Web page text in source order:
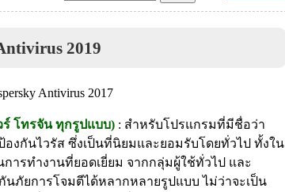
2019
ร์ โทรจัน ทุกรูปแบบ) : สำหรับโปรแกรมที่มีชื่อว่า
องกันไวรัส ซึ่งเป็นที่นิยมและยอมรับโดยทั่วไป ทั้งใน
รทำงานที่ยอดเยี่ยม จากกลุ่มผู้ใช้ทั่วไป และ
นภัยการโจมตีได้หลากหลายรูปแบบ ไม่ว่าจะเป็น